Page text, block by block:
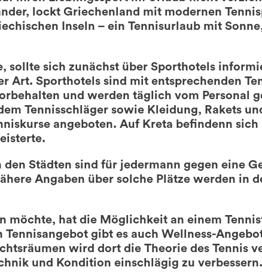
lockt Griechenland mit modernen
Inseln – ein Tennisurlaub mit
sollte sich zunächst über Sporthotels
Art. Sporthotels sind mit entsprechenden
und werden täglich vom Personal
Tennisschläger sowie Kleidung, Rakets
angeboten. Auf Kreta befindenn
Städten sind für jedermann gegen eine
Angaben über solche Plätze werden in
möchte, hat die Möglichkeit an einem
gibt es auch Wellness-
wird dort die Theorie des Tennis
und Kondition einschlägig zu verbessern.